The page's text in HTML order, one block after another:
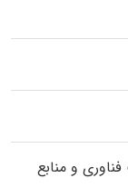
و منابع